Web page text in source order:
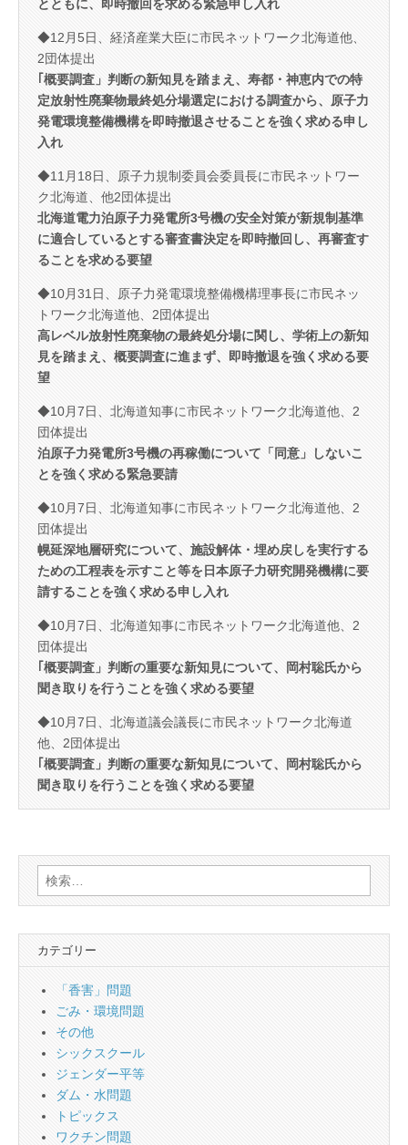
とともに、即時撤回を求める緊急申し入れ
◆12月5日、経済産業大臣に市民ネットワーク北海道他、
2団体提出
｢概要調査」判断の新知見を踏まえ、寿都・神恵内での特
定放射性廃棄物最終処分場選定における調査から、原子力
発電環境整備機構を即時撤退させることを強く求める申し
入れ
◆11月18日、原子力規制委員会委員長に市民ネットワー
ク北海道、他2団体提出
北海道電力泊原子力発電所3号機の安全対策が新規制基準
に適合しているとする審査書決定を即時撤回し、再審査す
ることを求める要望
◆10月31日、原子力発電環境整備機構理事長に市民ネッ
トワーク北海道他、2団体提出
高レベル放射性廃棄物の最終処分場に関し、学術上の新知
見を踏まえ、概要調査に進まず、即時撤退を強く求める要
望
◆10月7日、北海道知事に市民ネットワーク北海道他、2
団体提出
泊原子力発電所3号機の再稼働について「同意」しないこ
とを強く求める緊急要請
◆10月7日、北海道知事に市民ネットワーク北海道他、2
団体提出
幌延深地層研究について、施設解体・埋め戻しを実行する
ための工程表を示すこと等を日本原子力研究開発機構に要
請することを強く求める申し入れ
◆10月7日、北海道知事に市民ネットワーク北海道他、2
団体提出
｢概要調査」判断の重要な新知見について、岡村聡氏から
聞き取りを行うことを強く求める要望
◆10月7日、北海道議会議長に市民ネットワーク北海道
他、2団体提出
｢概要調査」判断の重要な新知見について、岡村聡氏から
聞き取りを行うことを強く求める要望
検
索:
カテゴリー
「香害」問題
ごみ・環境問題
その他
シックスクール
ジェンダー平等
ダム・水問題
トピックス
ワクチン問題